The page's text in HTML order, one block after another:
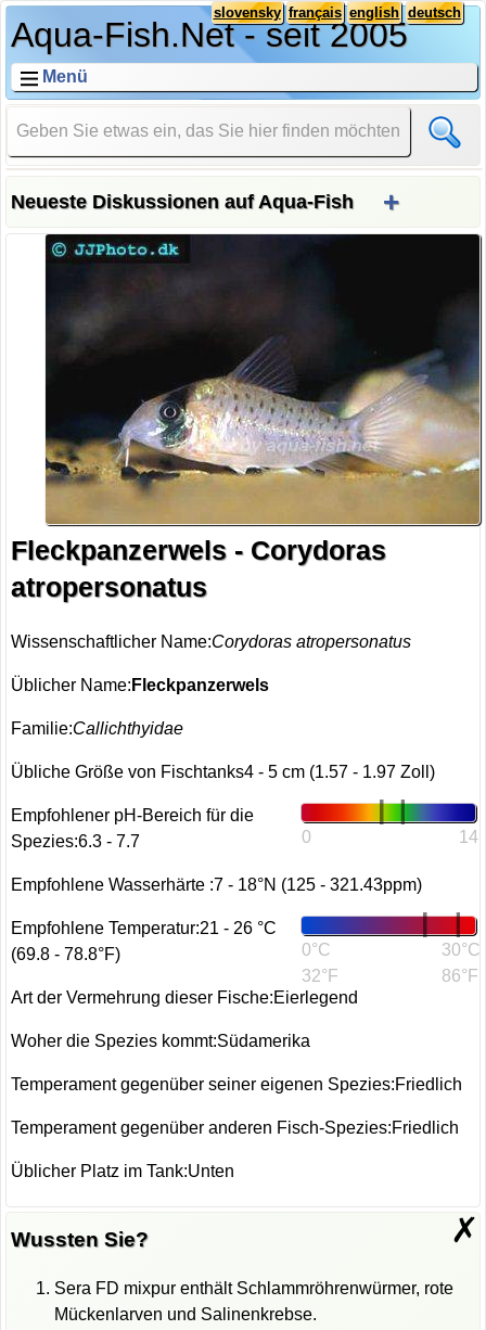
Aqua-Fish.Net - seit 2005
deutsch
english
français
slovensky
Menü
Neueste Diskussionen auf Aqua-Fish +
Fleckpanzerwels - Corydoras
atropersonatus
Wissenschaftlicher Name:Corydoras atropersonatus
Üblicher Name: Fleckpanzerwels
Familie:Callichthyidae
Übliche Größe von Fischtanks4 - 5 cm (1.57 - 1.97 Zoll)
0 14
Empfohlener pH-Bereich für die
Spezies:6.3 - 7.7
Empfohlene Wasserhärte :7 - 18°N (125 - 321.43ppm)
0°C
32°F
30°C
86°F
Empfohlene Temperatur:21 - 26 °C
(69.8 - 78.8°F)
Art der Vermehrung dieser Fische:Eierlegend
Woher die Spezies kommt:Südamerika
Temperament gegenüber seiner eigenen Spezies:Friedlich
Temperament gegenüber anderen Fisch-Spezies:Friedlich
Üblicher Platz im Tank:Unten
✗
Wussten Sie?
Sera FD mixpur enthält Schlammröhrenwürmer, rote
Mückenlarven und Salinenkrebse.